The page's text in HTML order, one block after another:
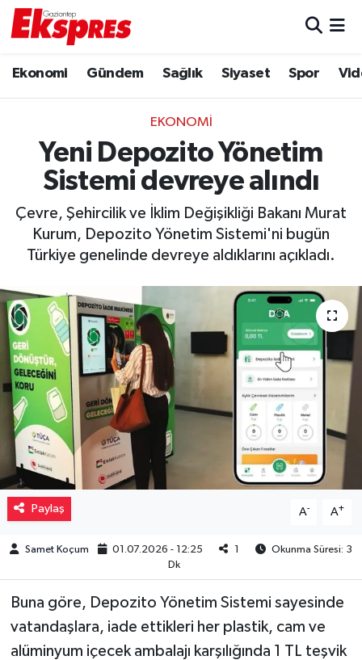
Ekonomi Gündem Sağlık Siyaset Spor
EKONOMI
Yeni Depozito Yönetim
Sistemi devreye alındı
Çevre, Şehircilik ve İklim Değişikliği Bakanı Murat
Kurum, Depozito Yönetim Sistemi'ni bugün
Türkiye genelinde devreye aldıklarını açıkladı.
Paylaş A- A+
Samet Koçum 01.07.2026 - 12:25 1
Okunma Süresi: 3
Dk
Buna göre, Depozito Yönetim Sistemi sayesinde
vatandaşlara, iade ettikleri her plastik, cam ve
alüminyum içecek ambalajı karşılığında 1 TL teşvik
Ekonomi
Gaziantep son dakika
Genel
Gündem
Haberler
Kültür Sanat
Magazin
Müzik
Piyasa
Resmi İlanlar
Sağlık
Sinemalar
Siyaset
Spor
Trafik Durumu
Puan Durumu ve Fikstür
Tüm Manşetler
Son Dakika Haberleri
Haber Arşivi